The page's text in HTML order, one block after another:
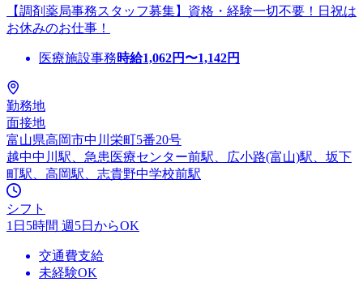
【調剤薬局事務スタッフ募集】資格・経験一切不要！日祝は
お休みのお仕事！
医療施設事務時給1,062円〜1,142円
勤務地
面接地
富山県高岡市中川栄町5番20号
越中中川駅、急患医療センター前駅、広小路(富山)駅、坂下
町駅、高岡駅、志貴野中学校前駅
シフト
1日5時間 週5日からOK
交通費支給
未経験OK